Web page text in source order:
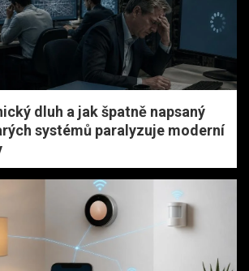
dluh a jak špatně napsaný
systémů paralyzuje moderní